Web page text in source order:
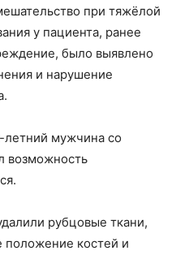
при тяжёлой
у пациента, ранее
было выявлено
и нарушение
мужчина со
возможность
рубцовые ткани,
положение костей и